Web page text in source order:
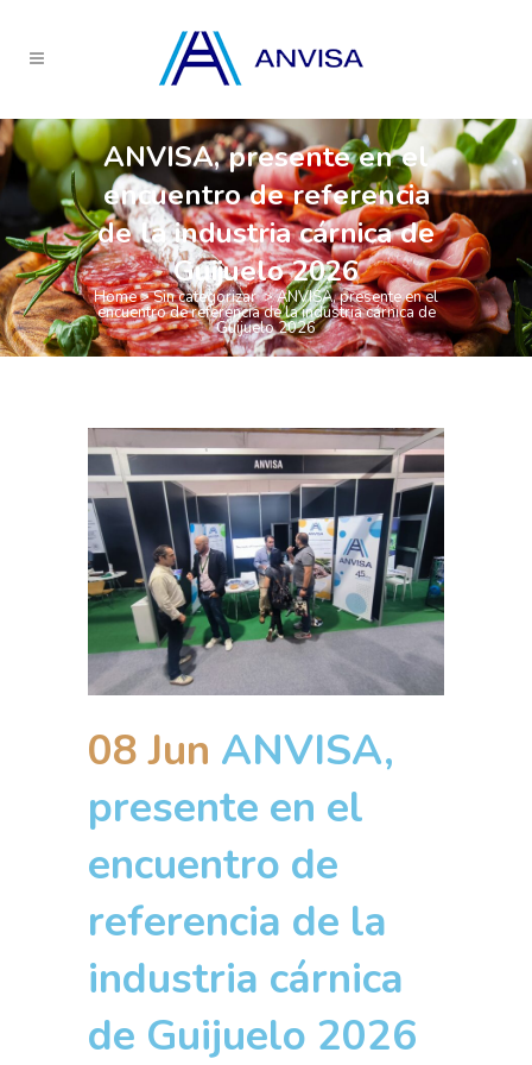
ANVISA, presente en el
encuentro de referencia
de la industria cárnica de
Guijuelo 2026
Home>Sin categorizar>ANVISA, presente en el
encuentro de referencia de la industria cárnica de
Guijuelo 2026
08 Jun ANVISA,
presente en el
encuentro de
referencia de la
industria cárnica
de Guijuelo 2026